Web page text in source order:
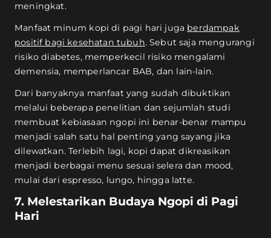
meningkat.
Manfaat minum kopi di pagi hari juga berdampak
positif bagi kesehatan tubuh. Sebut saja mengurangi
risiko diabetes, memperkecil risiko mengalami
demensia, memperlancar BAB, dan lain-lain.
Dari banyaknya manfaat yang sudah dibuktikan
melalui beberapa penelitian dan sejumlah studi
membuat kebiasaan ngopi ini benar-benar mampu
menjadi salah satu hal penting yang sayang jika
dilewatkan. Terlebih lagi, kopi dapat dikreasikan
menjadi berbagai menu sesuai selera dan mood,
mulai dari espresso, lungo, hingga latte.
7. Melestarikan Budaya Ngopi di Pagi
Hari